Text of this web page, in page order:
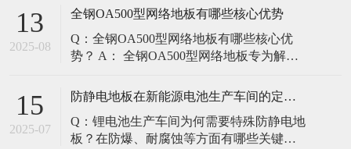
您必须计算机房规划区域内最重设备的单
点载荷（通常指服务器机柜的支脚压
力）。 轻型机房（标准服务器/网络柜）：
单点载荷通常在1960N，主流的优质复合地
13
2025-08
全钢OA500型网络地板有哪些核心优势
Q：全钢OA500型网络地板有哪些核心优
势？ A： 全钢OA500型网络地板专为解决
以下核心优势： 高强度结构：采用优质冷
轧钢板拉伸焊接成型，表面磷化后静电喷
塑，防锈耐磨，承重性能优异。 便捷布
线：配套活动线槽板设计，可轻松掀起盖
15
2025-07
防静电地板在新能源电池生产车间的定制化解决方案
Q：锂电池生产车间为何需要特殊防静电地
板？在防爆、耐腐蚀等方面有哪些关键技